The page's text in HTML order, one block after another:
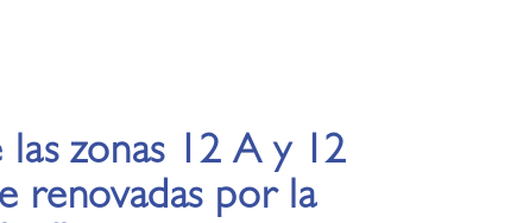
las zonas 12 A y 12
renovadas por la